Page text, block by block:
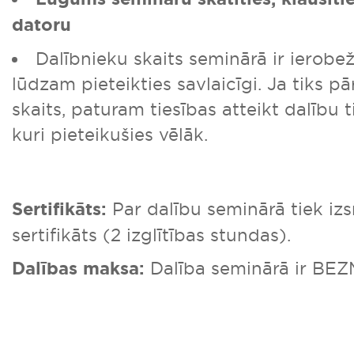
datoru
Dalībnieku skaits seminārā ir
lūdzam pieteikties savlaicīgi. Ja tiks
skaits, paturam tiesības atteikt dalību
kuri pieteikušies vēlāk.
Sertifikāts: Par dalību seminārā tiek
sertifikāts (2 izglītības stundas).
Dalības maksa: Dalība seminārā ir